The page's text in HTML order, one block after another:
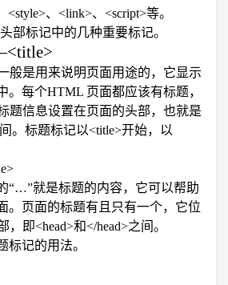
<style>、 <link>、 <script>等。
头部标记中的几种重要标记。
<title>
般是用来说明页面用途的，它显示
。每个HTML 页面都应该有标题，
题信息设置在页面的头部，也就是
。标题标记以<title>开始，以
“…”就是标题的内容，它可以帮助
。页面的标题有且只有一个，它位
，即<head>和</head>之间。
标记的用法。